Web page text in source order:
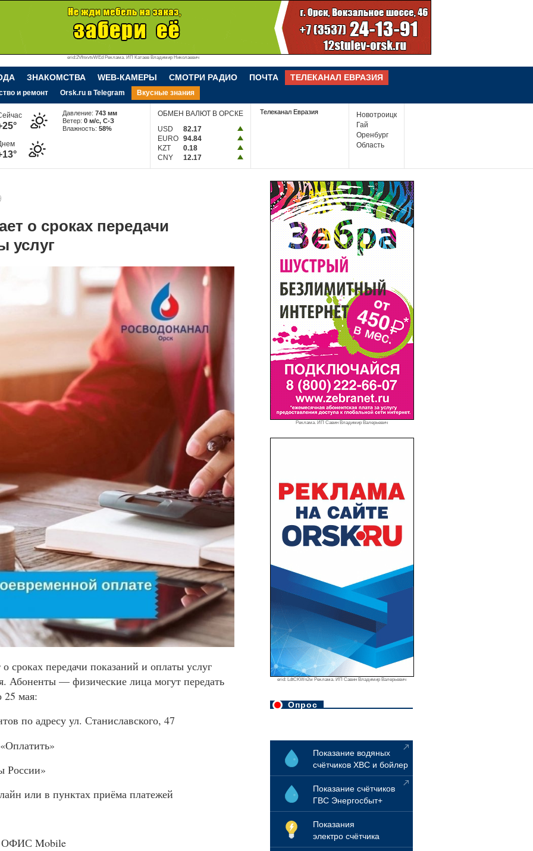
erid:2VfnxvtvWEd Реклама. ИП Катаев Владимир Николаевич
ЗНАКОМСТВА WEB-КАМЕРЫ СМОТРИ РАДИО ПОЧТА ТЕЛЕКАНАЛ ЕВРАЗИЯ
и ремонт Orsk.ru в Telegram Вкусные знания
Давление:743 мм
Ветер:0 м/c, С-З
Влажность:58%
ОБМЕН ВАЛЮТ В ОРСКЕ
USD
82.17
EURO 94.84
KZT
0.18
CNY
12.17
Телеканал Евразия
Новотроицк
Гай
Оренбург
Область
Реклама. ИП Савин Владимир Валерьевич
erid: LdtCKWn2w Реклама. ИП Савин Владимир Валерьевич
Опрос
Показание водяных
счётчиков ХВС и бойлер
Показание счётчиков
ГВС Энергосбыт+
Показания
электро счётчика
о сроках передачи
услуг
сроках передачи показаний и оплаты услуг
Абоненты — физические лица могут передать
25 мая:
по адресу ул. Станиславского, 47
России»
или в пунктах приёма платежей
ОФИС Mobile